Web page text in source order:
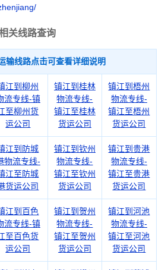
关线路查询
输线路点击可查看详细说明
江到柳州
流专线-镇
至柳州货
运公司
镇江到桂林
物流专线-
镇江至桂林
货运公司
镇江到梧州
物流专线-
镇江至梧州
货运公司
江到防城
物流专线-
江至防城
货运公司
镇江到钦州
物流专线-
镇江至钦州
货运公司
镇江到贵港
物流专线-
镇江至贵港
货运公司
江到百色
流专线-镇
至百色货
运公司
镇江到贺州
物流专线-
镇江至贺州
货运公司
镇江到河池
物流专线-
镇江至河池
货运公司